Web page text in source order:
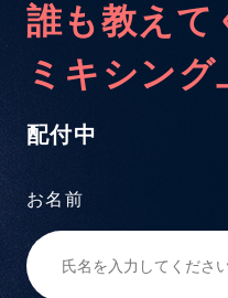
誰も教えて
ミキシング
配付中
お名前